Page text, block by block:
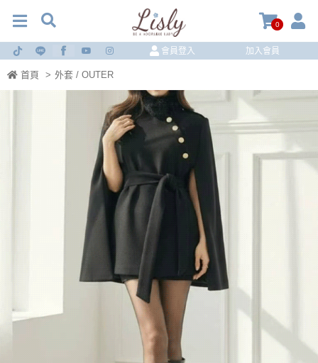
0
會員登入 加入會員
首頁 > 外套 / OUTER